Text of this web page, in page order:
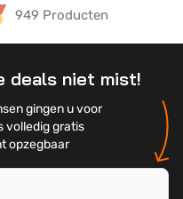
949 Producten
deals niet mist!
gingen u voor
volledig gratis
opzegbaar